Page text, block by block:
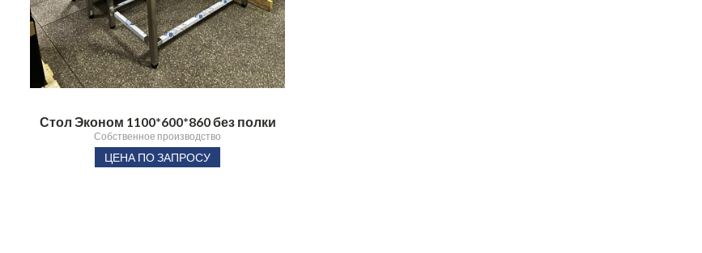
Стол Эконом 1100*600*860 без полки
Собственное производство
ЦЕНА ПО ЗАПРОСУ